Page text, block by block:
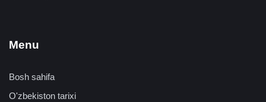
Menu
Bosh sahifa
O'zbekiston tarixi